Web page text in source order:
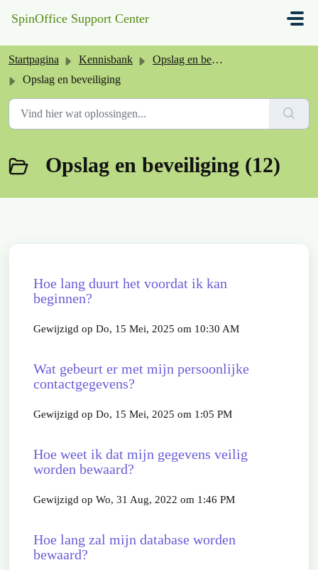
SpinOffice Support Center
Startpagina Kennisbank
Opslag en beveiliging
Opslag en beveiliging
Opslag en beveiliging (12)
Hoe lang duurt het voordat ik kan
beginnen?
Gewijzigd op Do, 15 Mei, 2025 om 10:30 AM
Wat gebeurt er met mijn persoonlijke
contactgegevens?
Gewijzigd op Do, 15 Mei, 2025 om 1:05 PM
Hoe weet ik dat mijn gegevens veilig
worden bewaard?
Gewijzigd op Wo, 31 Aug, 2022 om 1:46 PM
Hoe lang zal mijn database worden
bewaard?